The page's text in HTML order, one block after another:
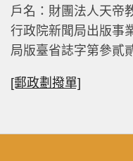
戶名：財團法人天帝
行政院新聞局出版事
局版臺省誌字第參貳
[郵政劃撥單]